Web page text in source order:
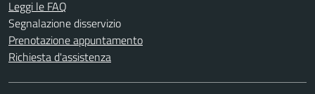
Leggi le FAQ
Segnalazione disservizio
Prenotazione appuntamento
Richiesta d'assistenza